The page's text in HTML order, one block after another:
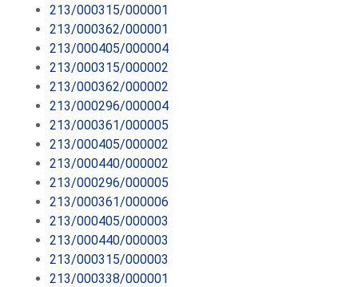
213/000315/000001
213/000362/000001
213/000405/000004
213/000315/000002
213/000362/000002
213/000296/000004
213/000361/000005
213/000405/000002
213/000440/000002
213/000296/000005
213/000361/000006
213/000405/000003
213/000440/000003
213/000315/000003
213/000338/000001